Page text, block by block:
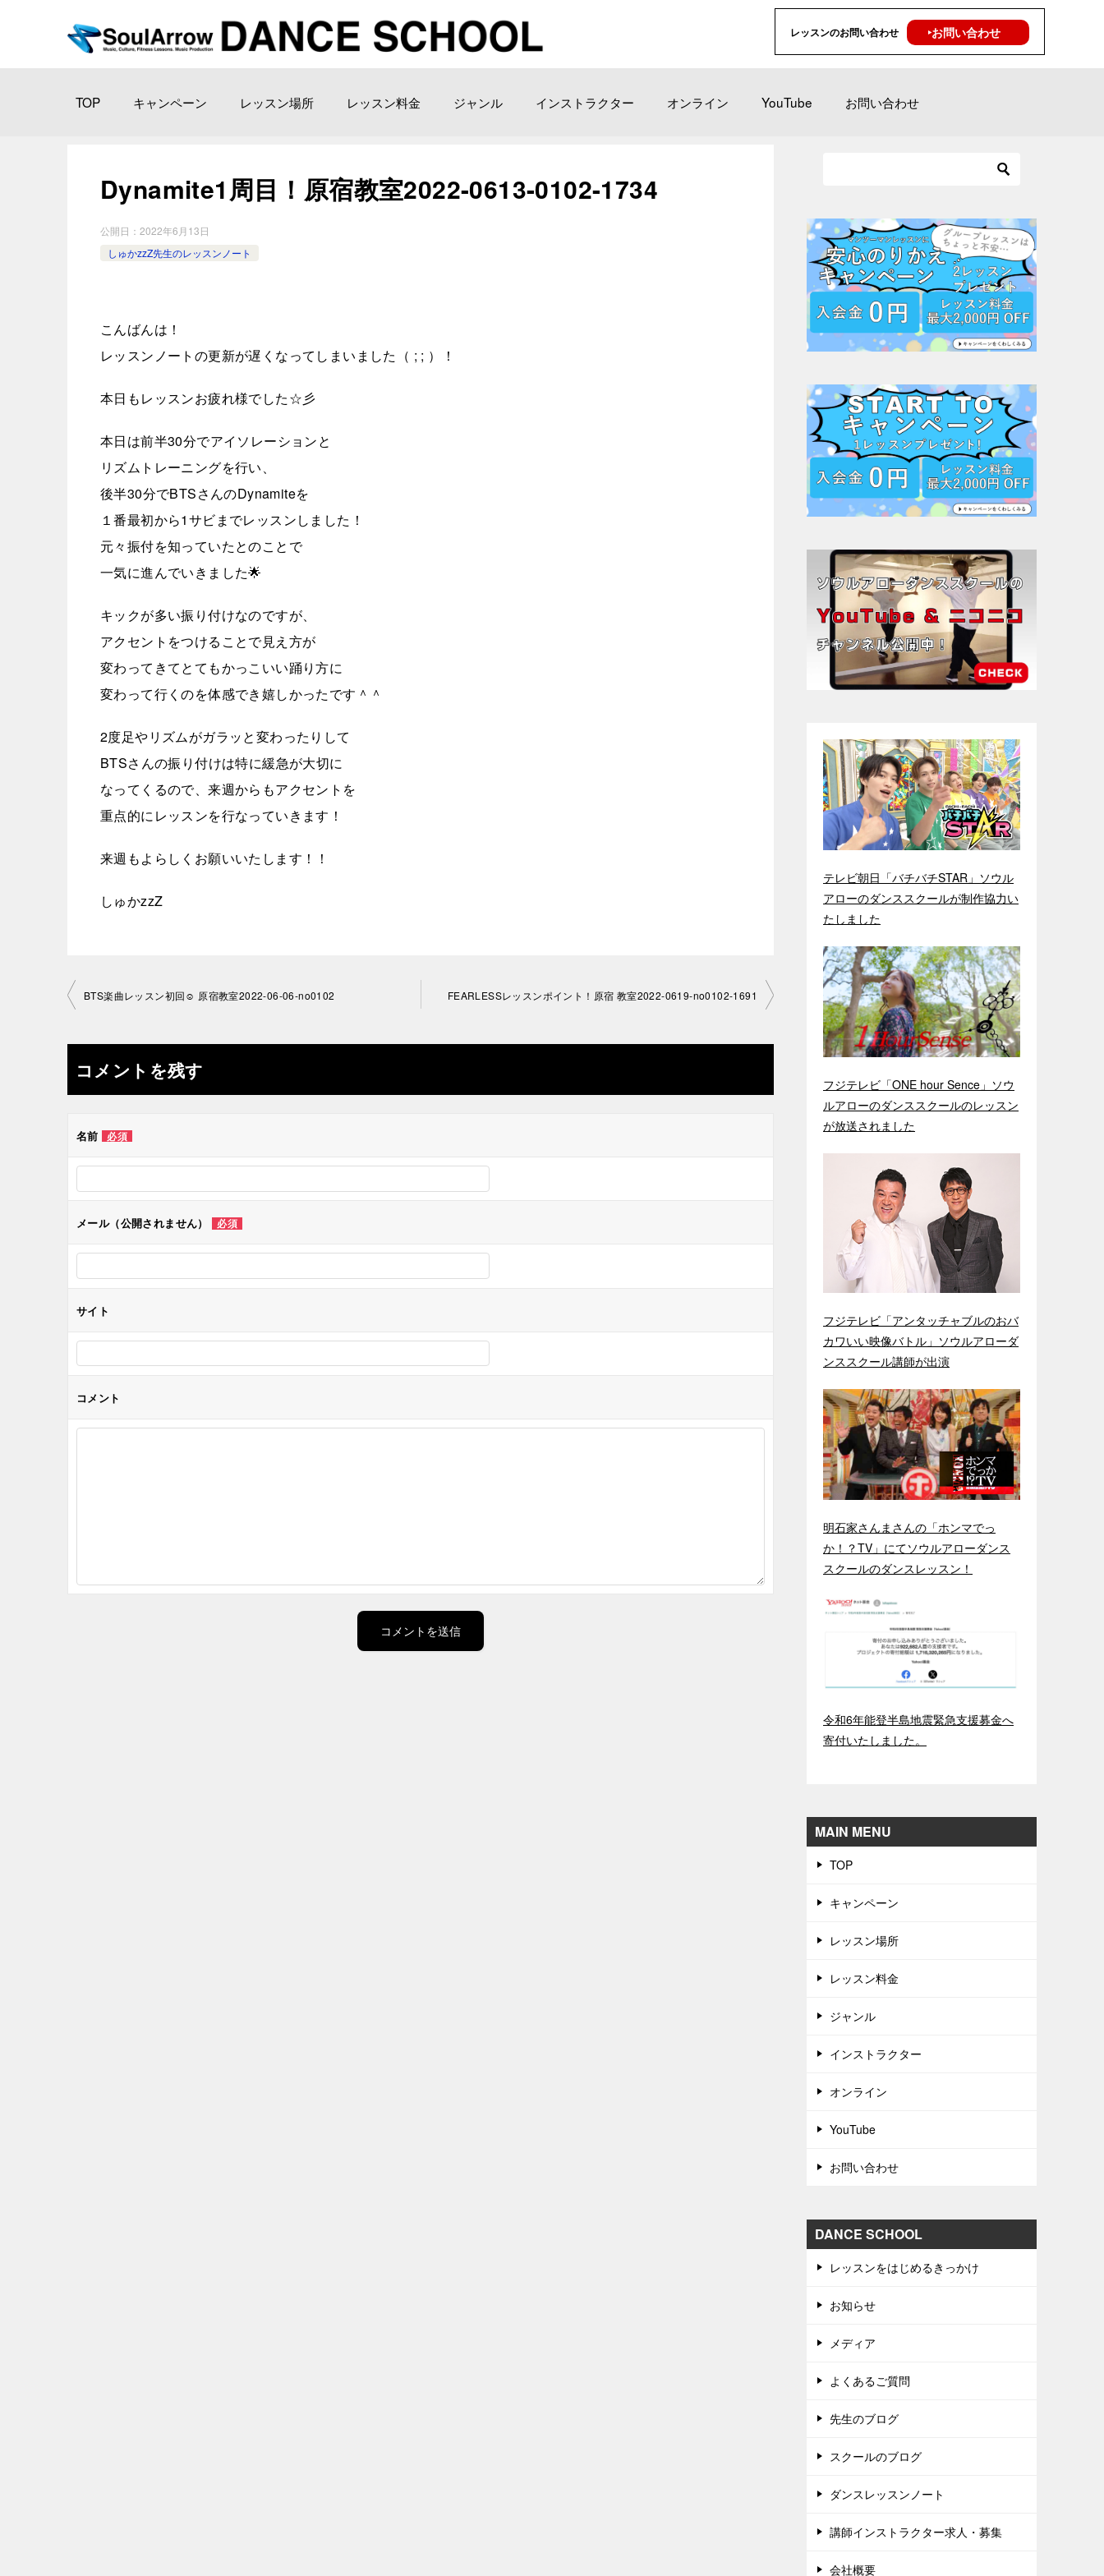
レッスンのお問い合わせ ‣お問い合わせ
TOP キャンペーン レッスン場所 レッスン料金 ジャンル インストラクター オンライン YouTube お問い合わせ
Dynamite1周目！原宿教室2022-0613-0102-1734
公開日： 2022年6月13日
しゅかzzZ先生のレッスンノート
こんばんは！
レッスンノートの更新が遅くなってしまいました（ ; ; ）！
本日もレッスンお疲れ様でした☆彡
本日は前半30分でアイソレーションと
リズムトレーニングを行い、
後半30分でBTSさんのDynamiteを
１番最初から1サビまでレッスンしました！
元々振付を知っていたとのことで
一気に進んでいきました🌟
キックが多い振り付けなのですが、
アクセントをつけることで見え方が
変わってきてとてもかっこいい踊り方に
変わって行くのを体感でき嬉しかったです＾＾
2度足やリズムがガラッと変わったりして
BTSさんの振り付けは特に緩急が大切に
なってくるので、来週からもアクセントを
重点的にレッスンを行なっていきます！
来週もよらしくお願いいたします！！
しゅかzzZ
投
ナ
ビ
ゲ
ー
ン
BTS楽曲レッスン初回☺︎ 原宿教室2022-06-06-no0102 FEARLESSレッスンポイント！原宿 教室2022-0619-no0102-1691
コメントを残す
名前 必須
メール（公開されません） 必須
サイト
コメント
テレビ朝日「バチバチSTAR」ソウル
アローのダンススクールが制作協力い
たしました
フジテレビ「ONE hour Sence」ソウ
ルアローのダンススクールのレッスン
が放送されました
フジテレビ「アンタッチャブルのおバ
カワいい映像バトル」ソウルアローダ
ンススクール講師が出演
明石家さんまさんの「ホンマでっ
か！？TV」にてソウルアローダンス
スクールのダンスレッスン！
令和6年能登半島地震緊急支援募金へ
寄付いたしました。
MAIN MENU
TOP
キャンペーン
レッスン場所
レッスン料金
ジャンル
インストラクター
オンライン
YouTube
お問い合わせ
DANCE SCHOOL
レッスンをはじめるきっかけ
お知らせ
メディア
よくあるご質問
先生のブログ
スクールのブログ
ダンスレッスンノート
講師インストラクター求人・募集
会社概要